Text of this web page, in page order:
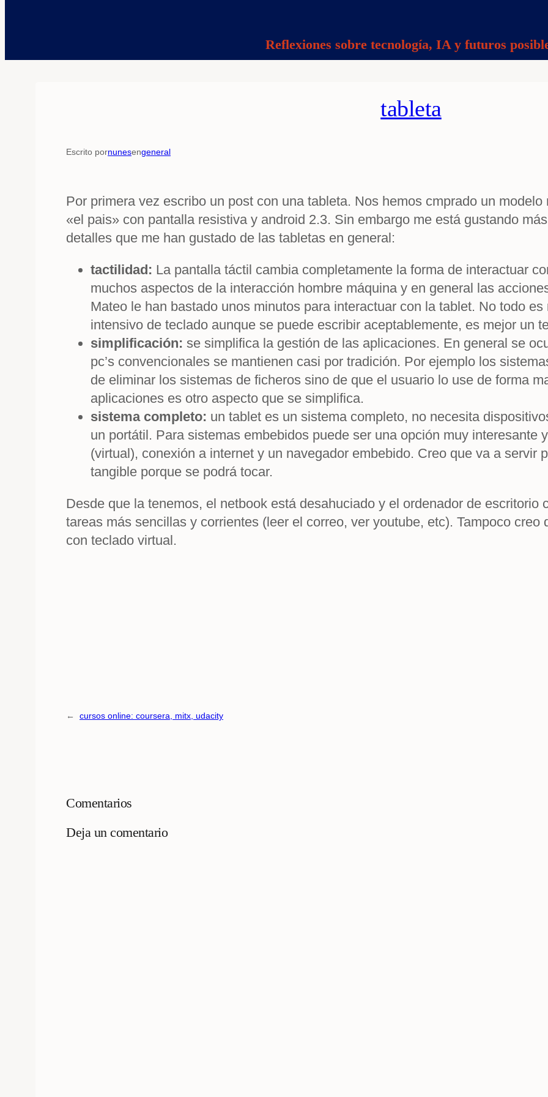
Reflexiones sobre tecnología, IA y futuros
tableta
Escrito pornunesengeneral
Por primera vez escribo un post con una tableta. Nos hemos cmprado un
«el pais» con pantalla resistiva y android 2.3. Sin embargo me está gustando
detalles que me han gustado de las tabletas en general:
tactilidad: La pantalla táctil cambia completamente la forma de interactuar
muchos aspectos de la interacción hombre máquina y en general las
Mateo le han bastado unos minutos para interactuar con la tablet. No todo
intensivo de teclado aunque se puede escribir aceptablemente, es mejor un
simplificación: se simplifica la gestión de las aplicaciones. En general se
pc’s convencionales se mantienen casi por tradición. Por ejemplo los
de eliminar los sistemas de ficheros sino de que el usuario lo use de forma
aplicaciones es otro aspecto que se simplifica.
sistema completo: un tablet es un sistema completo, no necesita
un portátil. Para sistemas embebidos puede ser una opción muy interesante
(virtual), conexión a internet y un navegador embebido. Creo que va a servir
tangible porque se podrá tocar.
Desde que la tenemos, el netbook está desahuciado y el ordenador de escritorio
tareas más sencillas y corrientes (leer el correo, ver youtube, etc). Tampoco creo
con teclado virtual.
← cursos online: coursera, mitx, udacity
Comentarios
Deja un comentario